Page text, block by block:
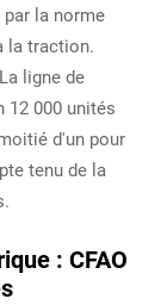
la norme
la traction.
ligne de
12 000 unités
d'un pour
tenu de la
: CFAO